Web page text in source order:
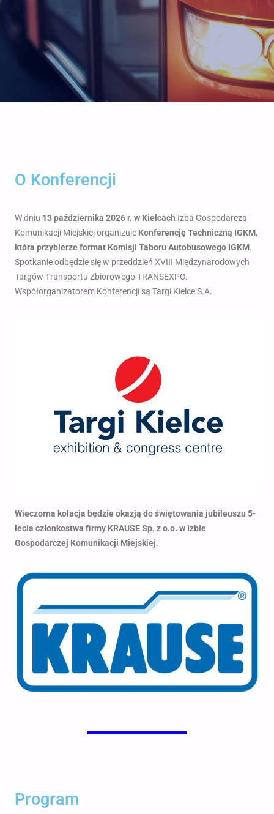
O Konferencji
W dniu 13 października 2026 r. w Kielcach Izba Gospodarcza
Komunikacji Miejskiej organizuje Konferencję Techniczną IGKM,
która przybierze format Komisji Taboru Autobusowego IGKM.
Spotkanie odbędzie się w przeddzień XVIII Międzynarodowych
Targów Transportu Zbiorowego TRANSEXPO.
Współorganizatorem Konferencji są Targi Kielce S.A.
Wieczorna kolacja będzie okazją do świętowania jubileuszu 5-
lecia członkostwa firmy KRAUSE Sp. z o.o. w Izbie
Gospodarczej Komunikacji Miejskiej.
Program